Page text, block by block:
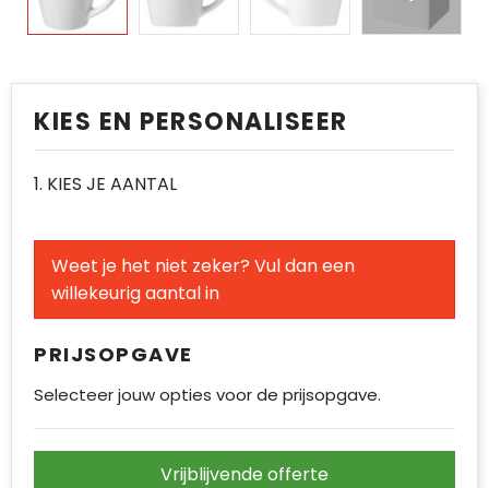
Schorten en Sloven
T-Shirts
Veiligheidsvesten en Veiligheidshesjes
Vesten
Veiligheid, Auto en Fiets
Schoudertassen
Strandtassen
Tablettassen
Toilettassen
Draagtassen
Reistassensets
Veiligheid, Auto en Fiets
KIES EN PERSONALISEER
1. KIES JE AANTAL
Weet je het niet zeker? Vul dan een
willekeurig aantal in
PRIJSOPGAVE
Selecteer jouw opties voor de prijsopgave.
Vrijblijvende offerte